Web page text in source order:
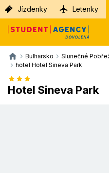
Jízdenky Letenky
Bulharsko
Slunečné
hotel Hotel Sineva Park
Hotel Sineva Park